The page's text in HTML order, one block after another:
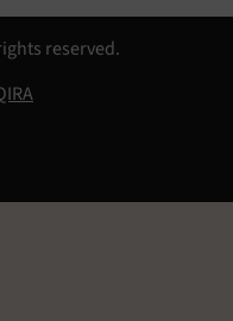
reserved.